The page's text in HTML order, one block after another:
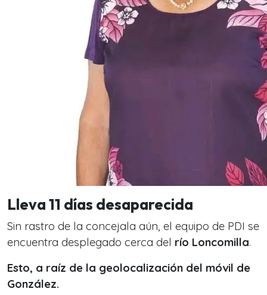
Lleva 11 días desaparecida
Sin rastro de la concejala aún, el equipo de PDI se
encuentra desplegado cerca del río Loncomilla.
Esto, a raíz de la geolocalización del móvil de
González.